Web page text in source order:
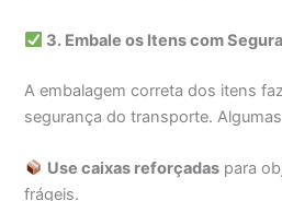
3. Embale os Itens com
A embalagem correta dos itens
segurança do transporte.
Use caixas reforçadas para
frágeis.